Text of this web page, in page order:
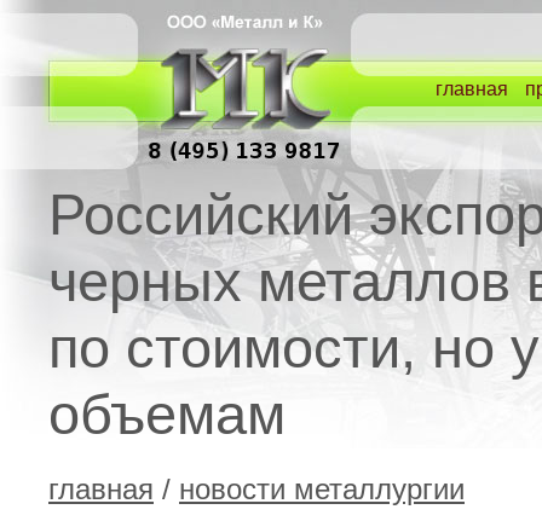
главная
Российский
черных металлов
по стоимости, но
объемам
главная / новости металлургии